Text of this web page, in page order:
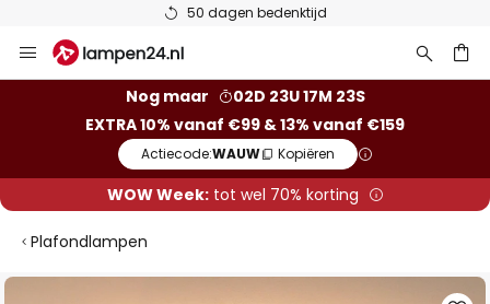
50 dagen bedenktijd
naar
Nog maar
02D 23U 17M 22S
EXTRA 10% vanaf €99 & 13% vanaf €159
Actiecode:WAUW Kopiëren
WOW Week:tot wel 70% korting
Plafondlampen
Ga